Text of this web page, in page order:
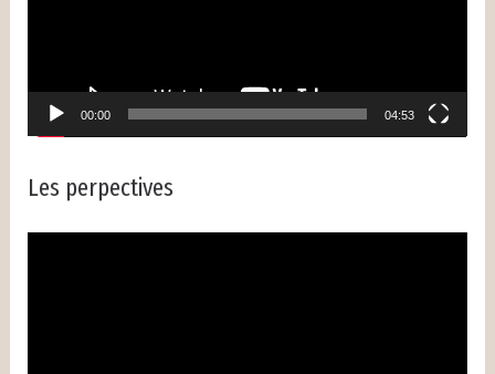
00:00 04:53
Les perpectives